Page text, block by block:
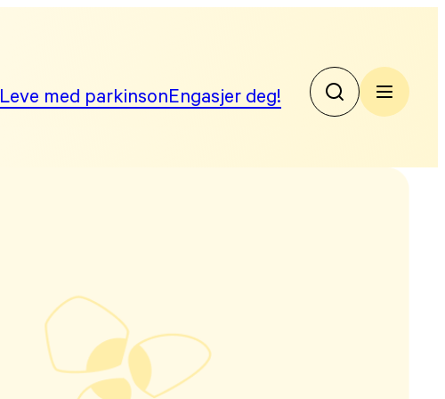
Leve med parkinsonEngasjer deg!